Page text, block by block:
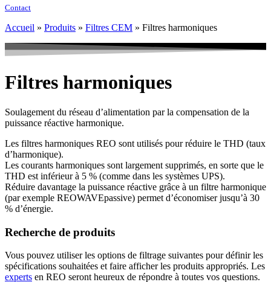
Contact
Accueil » Produits » Filtres CEM » Filtres harmoniques
Filtres harmoniques
Soulagement du réseau d’alimentation par la compensation de la
puissance réactive harmonique.
Les filtres harmoniques REO sont utilisés pour réduire le THD (taux
d’harmonique).
Les courants harmoniques sont largement supprimés, en sorte que le
THD est inférieur à 5 % (comme dans les systèmes UPS).
Réduire davantage la puissance réactive grâce à un filtre harmonique
(par exemple REOWAVEpassive) permet d’économiser jusqu’à 30
% d’énergie.
Recherche de produits
Vous pouvez utiliser les options de filtrage suivantes pour définir les
spécifications souhaitées et faire afficher les produits appropriés. Les
experts en REO seront heureux de répondre à toutes vos questions.